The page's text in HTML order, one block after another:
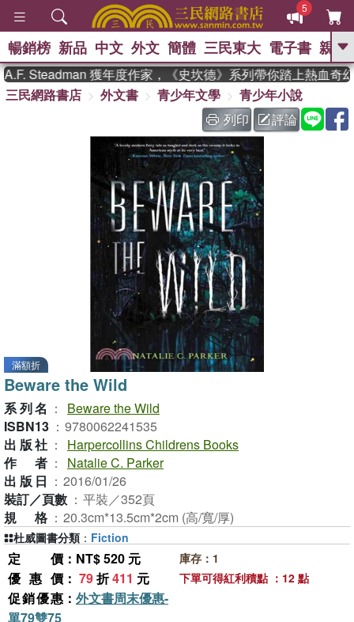
5
GO
熱搜： 東野圭吾 、 高希均教授回憶錄
The Odyssey 、 父親節 、 如果歷
史是一群喵 、 暑期推薦 、 國際布克
獎 臺灣漫遊錄 、 方念華
登輝時代 、 數學女孩：黎曼猜想
偉大的迷走神經
暢銷榜 新品 中文 外文 簡體 三民東大 電子書 親子
Steadman 獲年度作家，《史坎德》系列帶你踏上熱血奇幻
三民網路書店
外文書 青少年文學
青少年小說
列印
評論
滿額折
Beware the Wild
系列名 ：
Beware the Wild
ISBN13 ： 9780062241535
出版社 ：
Harpercollins Childrens Books
作者 ：
Natalie C. Parker
出版日 ： 2016/01/26
裝訂／頁數 ： 平裝／352頁
規格 ： 20.3cm*13.5cm*2cm (高/寬/厚)
定價 ：NT$ 520 元
優惠價 ： 79折411 元
促銷優惠 ： 外文書周末優惠-
單79雙75
庫存：1
下單可得紅利積點 ：12 點
杜威圖書分類 ： Fiction